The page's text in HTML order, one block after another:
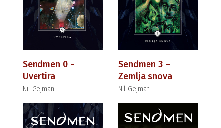
Sendmen 0 –
Uvertira
Nil Gejman
Sendmen 3 –
Zemlja snova
Nil Gejman